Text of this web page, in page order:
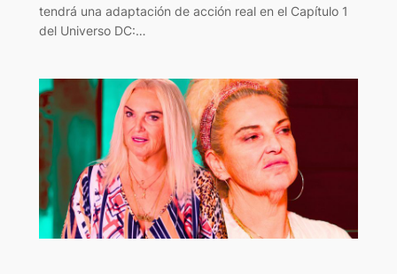
tendrá una adaptación de acción real en el Capítulo 1
del Universo DC:…